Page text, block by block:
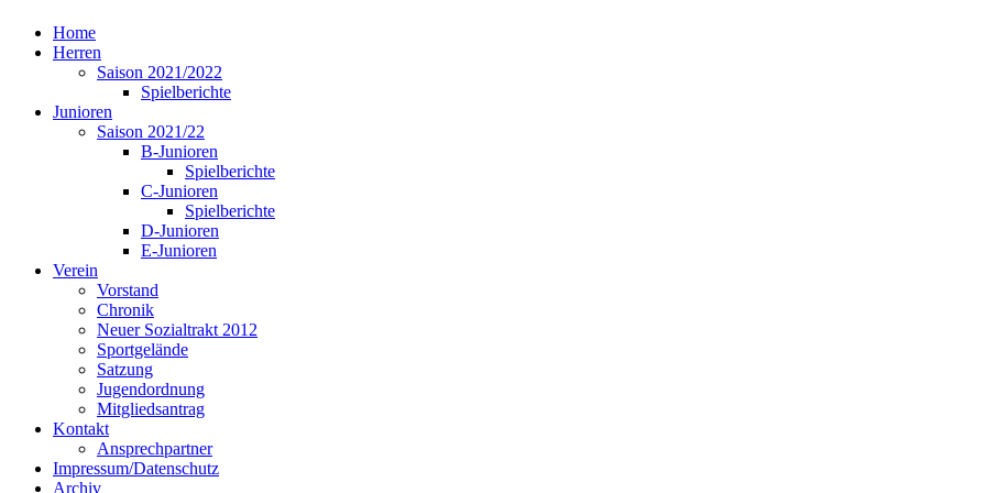
Home
Herren
Saison 2021/2022
Spielberichte
Junioren
Saison 2021/22
B-Junioren
Spielberichte
C-Junioren
Spielberichte
D-Junioren
E-Junioren
Verein
Vorstand
Chronik
Neuer Sozialtrakt 2012
Sportgelände
Satzung
Jugendordnung
Mitgliedsantrag
Kontakt
Ansprechpartner
Impressum/Datenschutz
Archiv